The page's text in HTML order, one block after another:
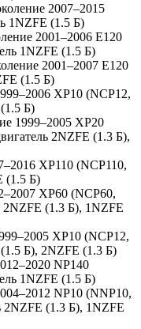
2007–2015
1NZFE (1.5 Б)
2001–2006 E120
1NZFE (1.5 Б)
2001–2007 E120
(1.5 Б)
XP10 (NCP12,
Б)
1999–2005 XP20
2NZFE (1.3 Б),
XP110 (NCP110,
(1.5 Б)
XP60 (NCP60,
2NZFE (1.3 Б), 1NZFE
XP10 (NCP12,
Б), 2NZFE (1.3 Б)
NP140
1NZFE (1.5 Б)
NP10 (NNP10,
2NZFE (1.3 Б), 1NZFE